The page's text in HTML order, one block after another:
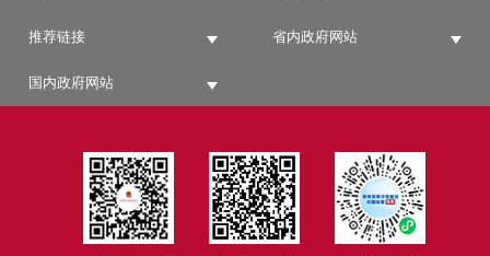
推荐链接 省内政府网站
国内政府网站